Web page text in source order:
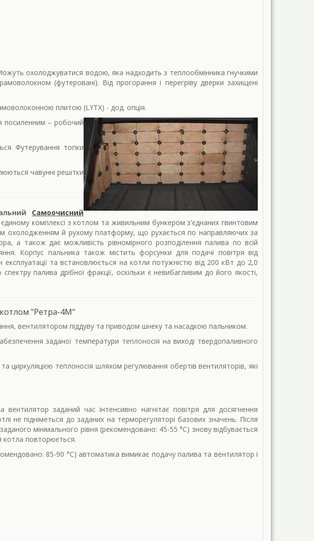
охолоджуватися водою, яка надходить з теплообмінника гнучкими
(футеровані). Від прогорання і перегріву дверки захищені
плитою (LYTX) - дод. опція.
посиленним – робочий
Футерування топки
чавунні решітки
Самоочисний
комплексі з котлом та живильним бункером з'єднаних гвинтовим
охолодженням й рухому платформу, що рухається по направляючих за
а також дає можливість рівномірного розподілення палива по всій
Корпус пальника також містить форсунки для подачі повітря від
та встановлюється на котли потужністю від 200 кВт до 2,0
палива дрібної фракції, оскільки є невибагливим до його якості,
"Ретра-4М"
вентилятором піддуву та приводом шнеку та насадкою пальником.
заданої температури теплоносія на виході твердопаливного
циркуляцією теплоносія шляхом регулювання обертів вентиляторів, які
заданий час інтенсивно нагнітає повітря для досягнення
не підніметься до заданих на терморегуляторі базових значень. Після
мінімального рівня (рекомендовано: 45-55 °С) знову відбувається
котла повторюється.
85-90 °С) автоматика вимикає подачу палива та вентилятор і